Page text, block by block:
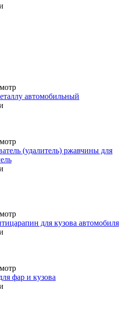
автомобильный
(удалитель) ржавчины для
для кузова автомобиля
фар и кузова